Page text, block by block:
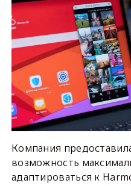
Компания
возможность
адаптироваться к